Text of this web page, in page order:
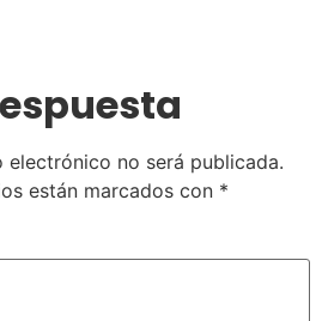
no será publicada.
están marcados con *